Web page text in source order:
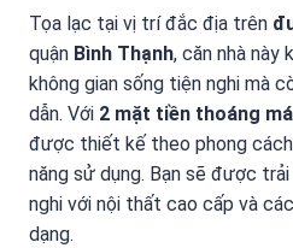
Tọa lạc tại vị trí đắc địa trên
quận Bình Thạnh, căn nhà này
không gian sống tiện nghi mà
dẫn. Với 2 mặt tiền thoáng
được thiết kế theo phong
năng sử dụng. Bạn sẽ được
nghi với nội thất cao cấp và
dạng.